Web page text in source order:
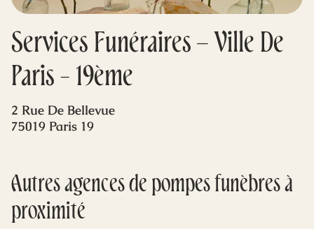
Blog
Mes dernières volontés
Services Funéraires – Ville De
Paris - 19ème
2 Rue De Bellevue
75019 Paris 19
Autres agences de pompes funèbres à
proximité